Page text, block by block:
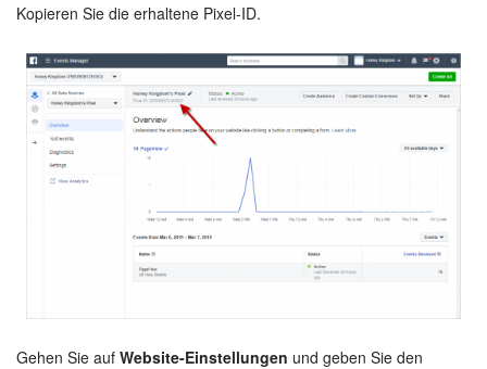
Drive
Webmail
CRM
Buchung
KI in Bitrix24
Elektronische Unterschrift
Kopieren Sie die erhaltene Pixel-ID.
Gehen Sie auf Website-Einstellungen und geben Sie den